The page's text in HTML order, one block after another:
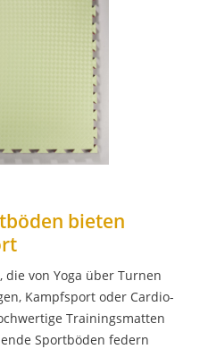
bieten
von Yoga über Turnen
Kampfsport oder Cardio-
Trainingsmatten
Sportböden federn